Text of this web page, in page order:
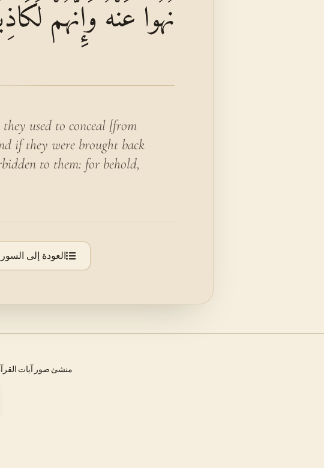
نُهُوا عَنْهُ وَإِنَّهُمْ
used to conceal [from
if they were brought back
to them: for behold,
العودة إلى السور
منشئ صور آيات